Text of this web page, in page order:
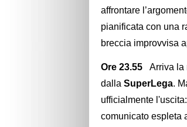
affrontare
pianificata con una
breccia improvvisa
Ore 23.55
Arriva la
dalla SuperLega.
ufficialmente l'uscita:
comunicato espleta